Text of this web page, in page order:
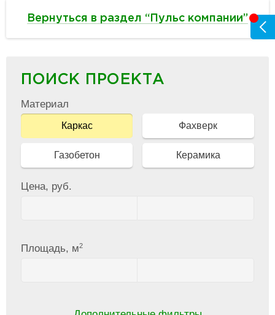
Вернуться в раздел “Пульс компании”
ПОИСК ПРОЕКТА
Материал
Каркас Фахверк
Газобетон Керамика
Цена, руб.
Площадь, м2